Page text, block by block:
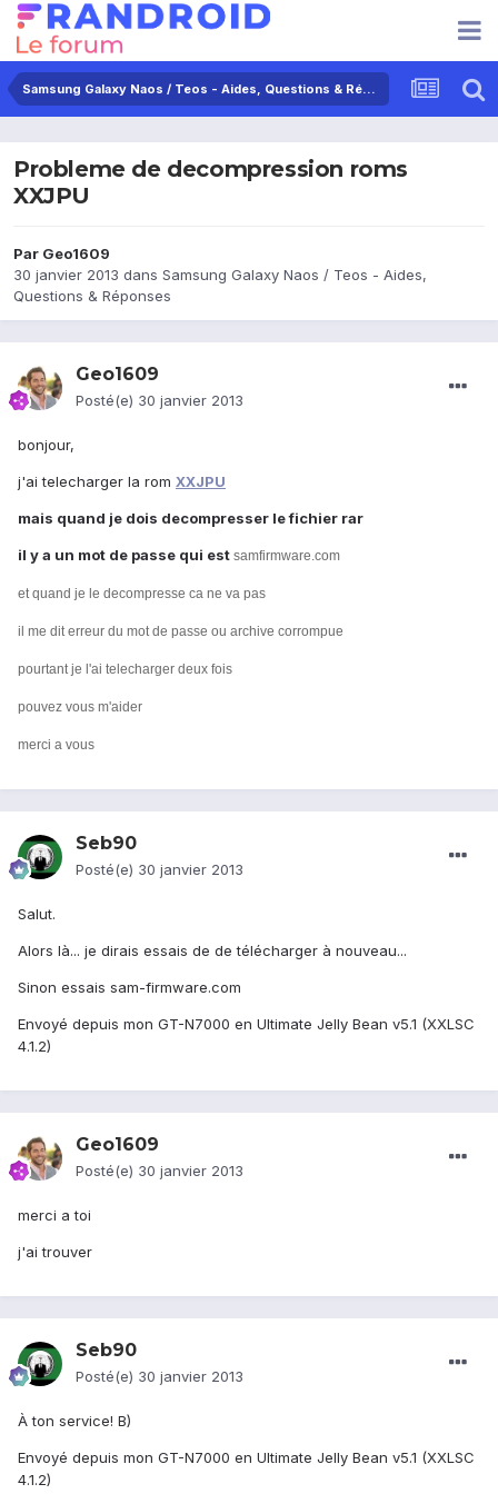
Samsung Galaxy Naos / Teos - Aides, Questions & Réponses
Probleme de decompression roms
XXJPU
Par Geo1609
30 janvier 2013 dans Samsung Galaxy Naos / Teos - Aides,
Questions & Réponses
Geo1609
Posté(e) 30 janvier 2013
bonjour,
j'ai telecharger la rom XXJPU
mais quand je dois decompresser le fichier rar
il y a un mot de passe qui est samfirmware.com
et quand je le decompresse ca ne va pas
il me dit erreur du mot de passe ou archive corrompue
pourtant je l'ai telecharger deux fois
pouvez vous m'aider
merci a vous
Seb90
Posté(e) 30 janvier 2013
Salut.
Alors là... je dirais essais de de télécharger à nouveau...
Sinon essais sam-firmware.com
Envoyé depuis mon GT-N7000 en Ultimate Jelly Bean v5.1 (XXLSC
4.1.2)
Geo1609
Posté(e) 30 janvier 2013
merci a toi
j'ai trouver
Seb90
Posté(e) 30 janvier 2013
À ton service! B)
Envoyé depuis mon GT-N7000 en Ultimate Jelly Bean v5.1 (XXLSC
4.1.2)